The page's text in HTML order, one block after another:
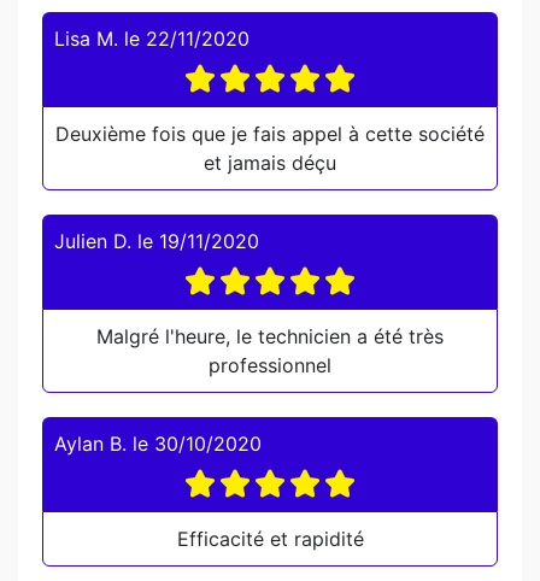
Lisa M. le 22/11/2020
Deuxième fois que je fais appel à cette société
et jamais déçu
Julien D. le 19/11/2020
Malgré l'heure, le technicien a été très
professionnel
Aylan B. le 30/10/2020
Efficacité et rapidité